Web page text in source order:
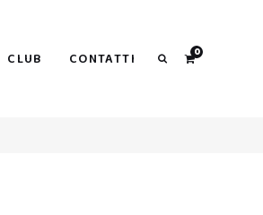
CLUB CONTATTI 0